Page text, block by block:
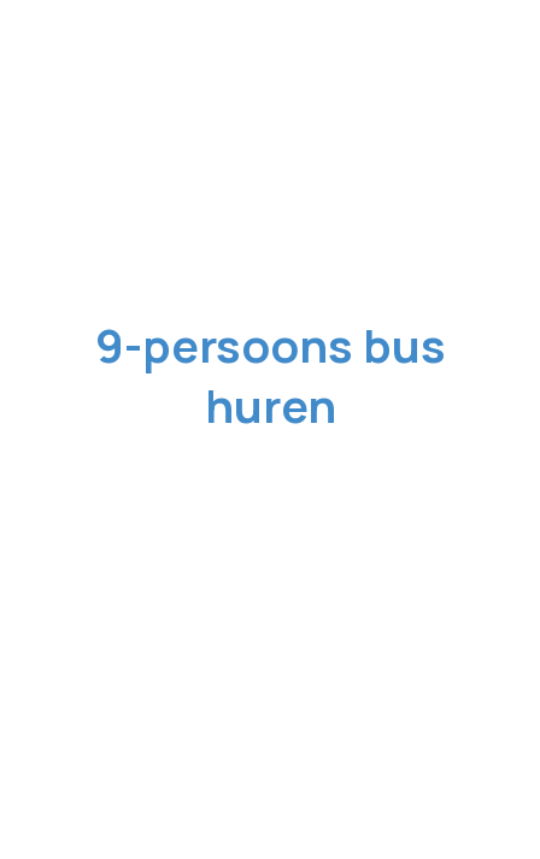
9-persoons bus
huren